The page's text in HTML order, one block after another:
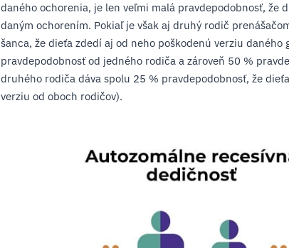
daného ochorenia, je len veľmi malá pravdepodobnosť, že
daným ochorením. Pokiaľ je však aj druhý rodič
šanca, že dieťa zdedí aj od neho poškodenú verziu daného
pravdepodobnosť od jedného rodiča a zároveň 50 %
druhého rodiča dáva spolu 25 % pravdepodobnosť, že
verziu od oboch rodičov).